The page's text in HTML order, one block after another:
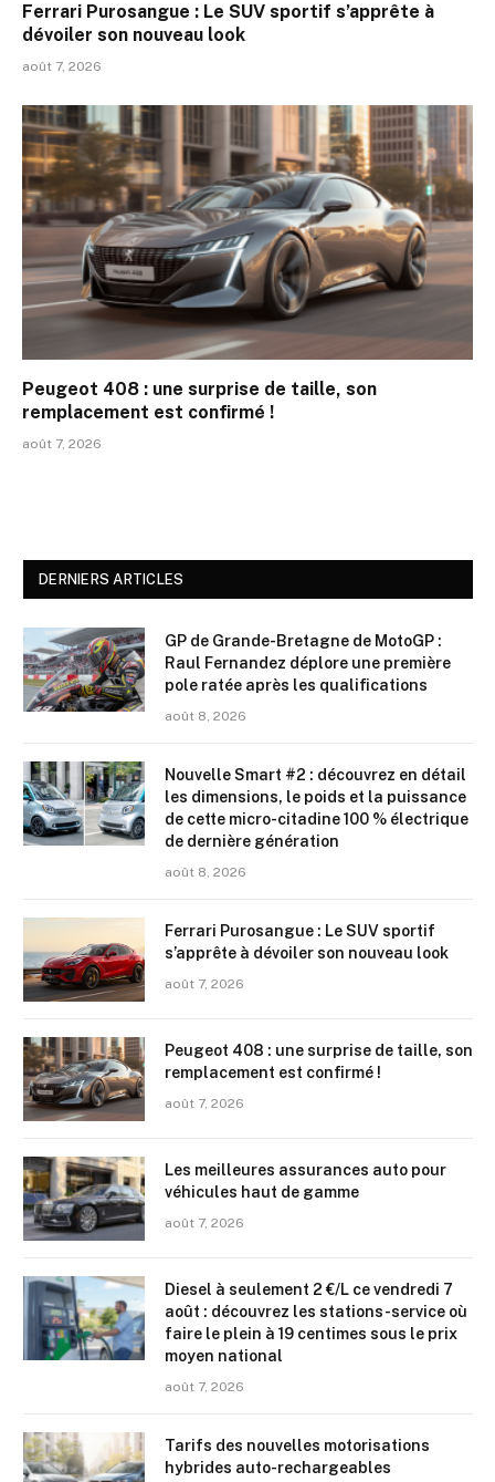
Ferrari Purosangue : Le SUV sportif s’apprête à
dévoiler son nouveau look
août 7, 2026
Peugeot 408 : une surprise de taille, son
remplacement est confirmé !
août 7, 2026
DERNIERS ARTICLES
GP de Grande-Bretagne de MotoGP :
Raul Fernandez déplore une première
pole ratée après les qualifications
août 8, 2026
Nouvelle Smart #2 : découvrez en détail
les dimensions, le poids et la puissance
de cette micro-citadine 100 % électrique
de dernière génération
août 8, 2026
Ferrari Purosangue : Le SUV sportif
s’apprête à dévoiler son nouveau look
août 7, 2026
Peugeot 408 : une surprise de taille, son
remplacement est confirmé !
août 7, 2026
Les meilleures assurances auto pour
véhicules haut de gamme
août 7, 2026
Diesel à seulement 2 €/L ce vendredi 7
août : découvrez les stations-service où
faire le plein à 19 centimes sous le prix
moyen national
août 7, 2026
Tarifs des nouvelles motorisations
hybrides auto-rechargeables